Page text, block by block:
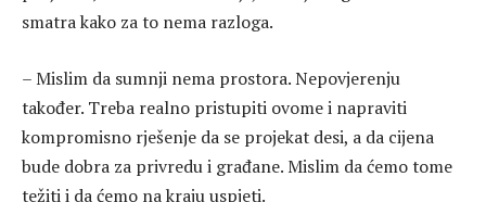
smatra kako za to nema razloga.
– Mislim da sumnji nema prostora. Nepovjerenju
također. Treba realno pristupiti ovome i napraviti
kompromisno rješenje da se projekat desi, a da cijena
bude dobra za privredu i građane. Mislim da ćemo tome
težiti i da ćemo na kraju uspjeti.